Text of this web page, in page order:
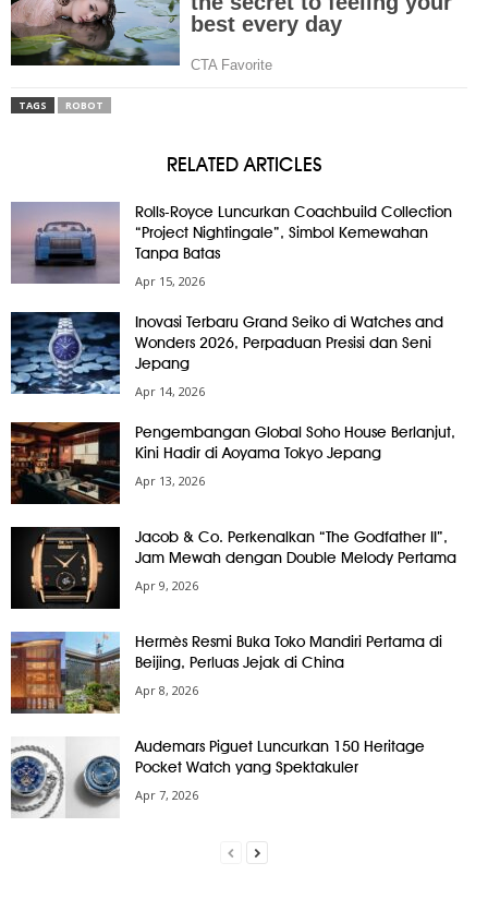
TAGS ROBOT
RELATED ARTICLES
Rolls-Royce Luncurkan Coachbuild Collection
“Project Nightingale”, Simbol Kemewahan
Tanpa Batas
Apr 15, 2026
Inovasi Terbaru Grand Seiko di Watches and
Wonders 2026, Perpaduan Presisi dan Seni
Jepang
Apr 14, 2026
Pengembangan Global Soho House Berlanjut,
Kini Hadir di Aoyama Tokyo Jepang
Apr 13, 2026
Jacob & Co. Perkenalkan “The Godfather II”,
Jam Mewah dengan Double Melody Pertama
Apr 9, 2026
Hermès Resmi Buka Toko Mandiri Pertama di
Beijing, Perluas Jejak di China
Apr 8, 2026
Audemars Piguet Luncurkan 150 Heritage
Pocket Watch yang Spektakuler
Apr 7, 2026